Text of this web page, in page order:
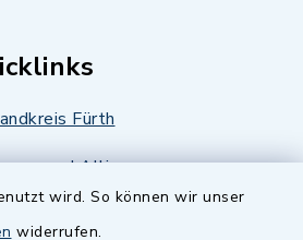
wird. So können wir unser
widerrufen.
Fürth
Allianz